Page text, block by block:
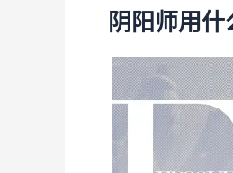
阴阳师用